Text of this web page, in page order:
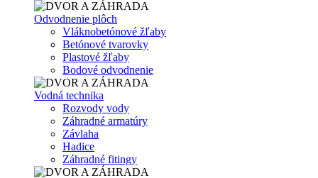
Odvodnenie plôch
Vláknobetónové žľaby
Betónové tvarovky
Plastové žľaby
Bodové odvodnenie
Vodná technika
Rozvody vody
Záhradné armatúry
Závlaha
Hadice
Záhradné fitingy